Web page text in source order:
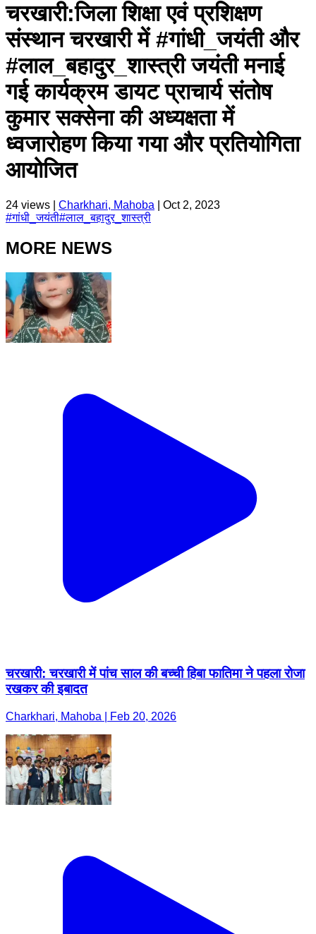
चरखारी:जिला शिक्षा एवं प्रशिक्षण
संस्थान चरखारी में #गांधी_जयंती और
#लाल_बहादुर_शास्त्री जयंती मनाई
गई कार्यक्रम डायट प्राचार्य संतोष
कुमार सक्सेना की अध्यक्षता में
ध्वजारोहण किया गया और प्रतियोगिता
आयोजित
24 views | Charkhari, Mahoba
Oct 2, 2023
#गांधी_जयंती#लाल_बहादुर_शास्त्री
MORE NEWS
चरखारी: चरखारी में पांच साल की बच्ची हिबा फातिमा ने पहला रोजा
रखकर की इबादत
Charkhari, Mahoba | Feb 20, 2026